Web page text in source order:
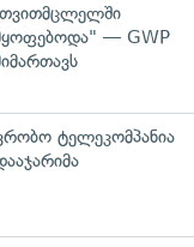
თვითმცლელში
— GWP
ტელეკომპანია